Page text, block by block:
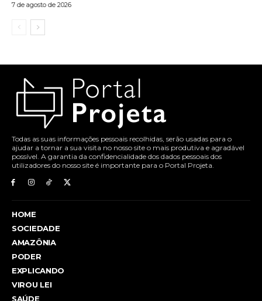
7 de agosto de 2026
Todas as suas informações pessoais recolhidas, serão usadas para o
ajudar a tornar a sua visita no nosso site o mais produtiva e agradável
possível. A garantia da confidencialidade dos dados pessoais dos
utilizadores do nosso site é importante para o Portal Projeta.
HOME
SOCIEDADE
AMAZÔNIA
PODER
EXPLICANDO
VIROU LEI
SAÚDE